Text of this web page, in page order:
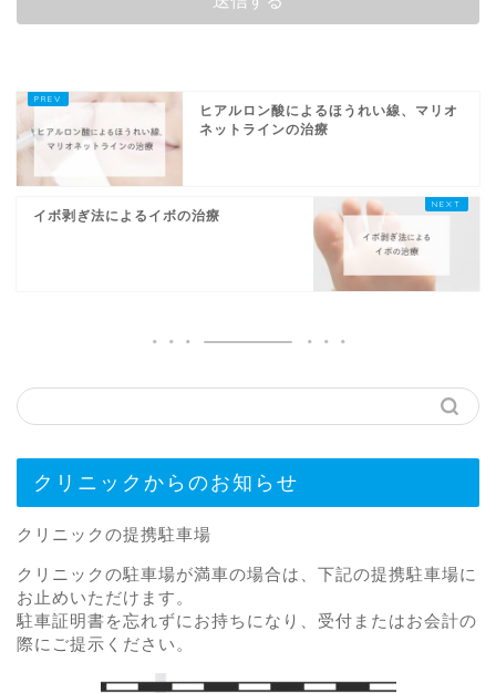
ヒアルロン酸によるほうれい線、マリオ
ネットラインの治療
イボ剥ぎ法によるイボの治療
クリニックからのお知らせ
クリニックの提携駐車場
クリニックの駐車場が満車の場合は、下記の提携駐車場に
お止めいただけます。
駐車証明書を忘れずにお持ちになり、受付またはお会計の
際にご提示ください。